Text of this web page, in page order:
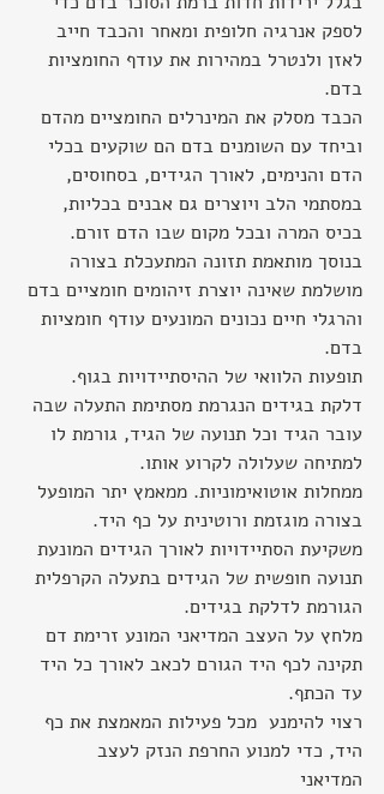
לספק אנרגיה חלופית ומאחר והכבד חייב
לאזן ולנטרל במהירות את עודף החומציות
בדם.
הכבד מסלק את המינרלים החומציים מהדם
וביחד עם השומנים בדם הם שוקעים בכלי
הדם והנימים, לאורך הגידים, בסחוסים,
במסתמי הלב ויוצרים גם אבנים בכליות,
בכיס המרה ובכל מקום שבו הדם זורם.
בנוסך מותאמת תזונה המתעכלת בצורה
מושלמת שאינה יוצרת זיהומים חומציים בדם
והרגלי חיים נכונים המונעים עודף חומציות
בדם.
תופעות הלוואי של ההיסתיידויות בגוף.
דלקת בגידים הנגרמת מסתימת התעלה שבה
עובר הגיד וכל תנועה של הגיד, גורמת לו
למתיחה שעלולה לקרוע אותו.
ממחלות אוטואימוניות. ממאמץ יתר המופעל
בצורה מוגזמת ורוטינית על כף היד.
משקיעת הסתיידויות לאורך הגידים המונעת
תנועה חופשית של הגידים בתעלה הקרפלית
הגורמת לדלקת בגידים.
מלחץ על העצב המדיאני המונע זרימת דם
תקינה לכף היד הגורם לכאב לאורך כל היד
עד הכתף.
רצוי להימנע  מכל פעילות המאמצת את כף
היד, כדי למנוע החרפת הנזק לעצב
המדיאני